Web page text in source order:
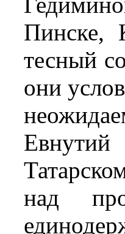
Пинске,
тесный
они
над